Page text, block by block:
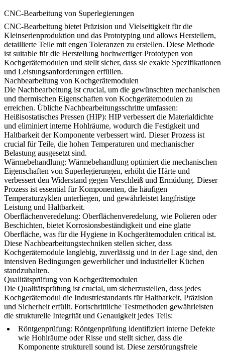
CNC-Bearbeitung von Superlegierungen
CNC-Bearbeitung bietet Präzision und Vielseitigkeit für die
Kleinserienproduktion und das Prototyping und allows Herstellern,
detaillierte Teile mit engen Toleranzen zu erstellen. Diese Methode
ist suitable für die Herstellung hochwertiger Prototypen von
Kochgerätemodulen und stellt sicher, dass sie exakte Spezifikationen
und Leistungsanforderungen erfüllen.
Nachbearbeitung von Kochgerätemodulen
Die Nachbearbeitung ist crucial, um die gewünschten mechanischen
und thermischen Eigenschaften von Kochgerätemodulen zu
erreichen. Übliche Nachbearbeitungsschritte umfassen:
Heißisostatisches Pressen (HIP): HIPverbessert die Materialdichte
und eliminiert interne Hohlräume, wodurch die Festigkeit und
Haltbarkeit der Komponente verbessert wird. Dieser Prozess ist
crucial für Teile, die hohen Temperaturen und mechanischer
Belastung ausgesetzt sind.
Wärmebehandlung: Wärmebehandlung optimiert die mechanischen
Eigenschaften von Superlegierungen, erhöht die Härte und
verbessert den Widerstand gegen Verschleiß und Ermüdung. Dieser
Prozess ist essential für Komponenten, die häufigen
Temperaturzyklen unterliegen, und gewährleistet langfristige
Leistung und Haltbarkeit.
Oberflächenveredelung: Oberflächenveredelung, wie Polieren oder
Beschichten, bietet Korrosionsbeständigkeit und eine glatte
Oberfläche, was für die Hygiene in Kochgerätemodulen critical ist.
Diese Nachbearbeitungstechniken stellen sicher, dass
Kochgerätemodule langlebig, zuverlässig und in der Lage sind, den
intensiven Bedingungen gewerblicher und industrieller Küchen
standzuhalten.
Qualitätsprüfung von Kochgerätemodulen
Die Qualitätsprüfung ist crucial, um sicherzustellen, dass jedes
Kochgerätemodul die Industriestandards für Haltbarkeit, Präzision
und Sicherheit erfüllt. Fortschrittliche Testmethoden gewährleisten
die strukturelle Integrität und Genauigkeit jedes Teils:
Röntgenprüfung: Röntgenprüfung identifiziert interne Defekte
wie Hohlräume oder Risse und stellt sicher, dass die
Komponente strukturell sound ist. Diese zerstörungsfreie